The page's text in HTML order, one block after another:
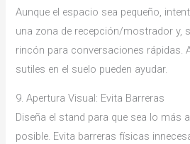
Aunque el espacio sea pequeño,
una zona de recepción/mostrador y,
rincón para conversaciones rápidas.
sutiles en el suelo pueden ayudar.
9. Apertura Visual: Evita Barreras
Diseña el stand para que sea lo más
posible. Evita barreras físicas